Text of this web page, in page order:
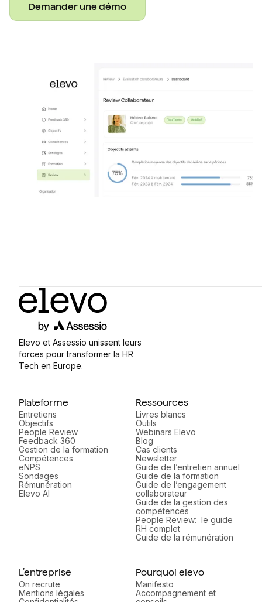
Demander une démo
Elevo et Assessio unissent leurs
forces pour transformer la HR
Tech en Europe.
Pourquoi elevo
Manifesto
Accompagnement et
Plateforme
Entretiens
Objectifs
People Review
Feedback 360
Gestion de la formation
Compétences
eNPS
Sondages
Rémunération
Elevo AI
Ressources
Livres blancs
Outils
Webinars Elevo
Blog
Cas clients
Newsletter
Guide de l’entretien annuel
Guide de la formation
Guide de l’engagement
collaborateur
Guide de la gestion des
compétences
People Review: le guide
RH complet
Guide de la rémunération
L’entreprise
On recrute
Mentions légales